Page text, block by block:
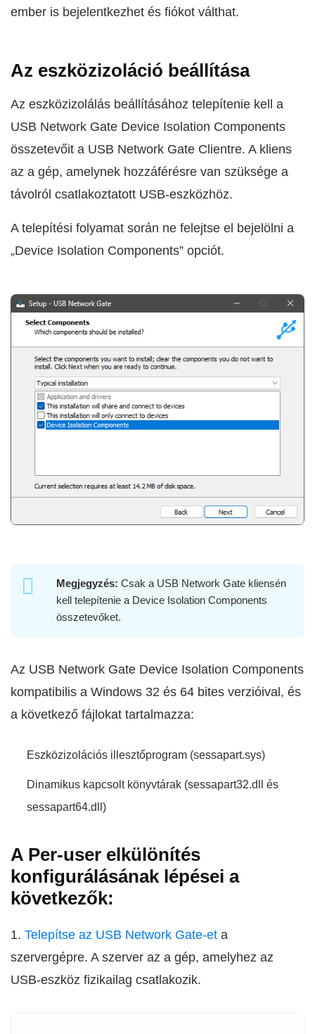
ember is bejelentkezhet és fiókot válthat.
Az eszközizoláció beállítása
Az eszközizolálás beállításához telepítenie kell a
USB Network Gate Device Isolation Components
összetevőit a USB Network Gate Clientre. A kliens
az a gép, amelynek hozzáférésre van szüksége a
távolról csatlakoztatott USB-eszközhöz.
A telepítési folyamat során ne felejtse el bejelölni a
„Device Isolation Components” opciót.
Megjegyzés: Csak a USB Network Gate kliensén
kell telepítenie a Device Isolation Components
összetevőket.
Az USB Network Gate Device Isolation Components
kompatibilis a Windows 32 és 64 bites verzióival, és
a következő fájlokat tartalmazza:
Eszközizolációs illesztőprogram (sessapart.sys)
Dinamikus kapcsolt könyvtárak (sessapart32.dll és
sessapart64.dll)
A Per-user elkülönítés
konfigurálásának lépései a
következők:
1. Telepítse az USB Network Gate-et a
szervergépre. A szerver az a gép, amelyhez az
USB-eszköz fizikailag csatlakozik.